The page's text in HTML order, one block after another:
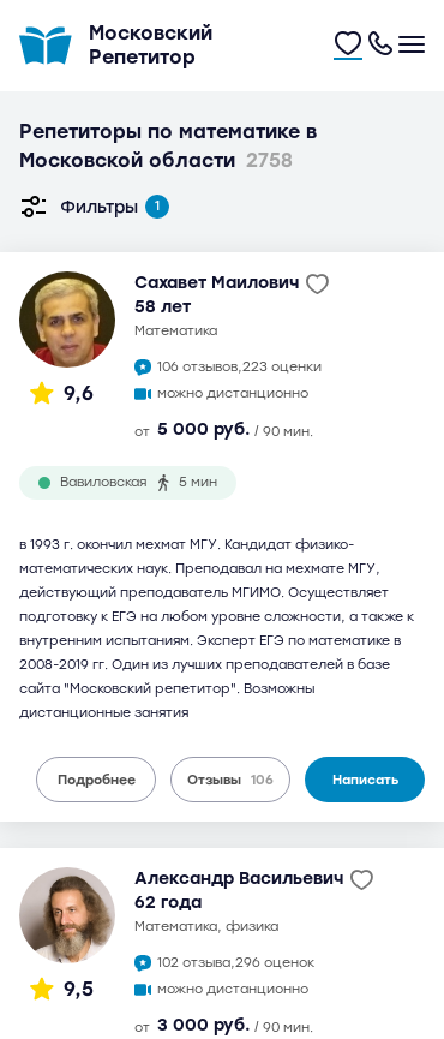
Московский
Репетитор
Репетиторы по математике в
Московской области 2758
Фильтры 1
9,6
Сахавет Маилович
58 лет
математика
106 отзывов,223 оценки
можно дистанционно
от 5 000 руб. / 90 мин.
Вавиловская 5 мин
в 1993 г. окончил мехмат МГУ. Кандидат физико-
математических наук. Преподавал на мехмате МГУ,
действующий преподаватель МГИМО. Осуществляет
подготовку к ЕГЭ на любом уровне сложности, а также к
внутренним испытаниям. Эксперт ЕГЭ по математике в
2008-2019 гг. Один из лучших преподавателей в базе
сайта "Московский репетитор". Возможны
дистанционные занятия
Подробнее Отзывы 106 Написать
9,5
Александр Васильевич
62 года
математика, физика
102 отзыва,296 оценок
можно дистанционно
от 3 000 руб. / 90 мин.